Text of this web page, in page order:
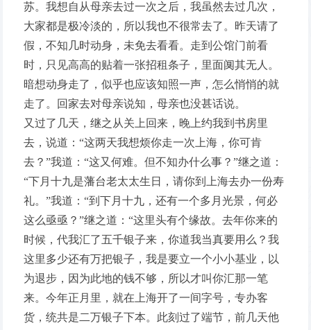
苏。我想自从母亲去过一次之后，我虽然去过几次，
大家都是极冷淡的，所以我也不很常去了。昨天请了
假，不知几时动身，未免去看看。走到公馆门前看
时，只见高高的贴着一张招租条子，里面阒其无人。
暗想动身走了，似乎也应该知照一声，怎么悄悄的就
走了。回家去对母亲说知，母亲也没甚话说。
又过了几天，继之从关上回来，晚上约我到书房里
去，说道：“这两天我想烦你走一次上海，你可肯
去？”我道：“这又何难。但不知办什么事？”继之道：
“下月十九是藩台老太太生日，请你到上海去办一份寿
礼。”我道：“到下月十九，还有一个多月光景，何必
这么亟亟？”继之道：“这里头有个缘故。去年你来的
时候，代我汇了五千银子来，你道我当真要用么？我
这里多少还有万把银子，我是要立一个小小基业，以
为退步，因为此地的钱不够，所以才叫你汇那一笔
来。今年正月里，就在上海开了一间字号，专办客
货，统共是二万银子下本。此刻过了端节，前几天他